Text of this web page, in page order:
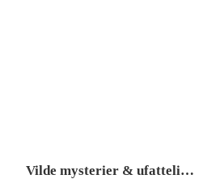
Vilde mysterier & ufattelige fænomener